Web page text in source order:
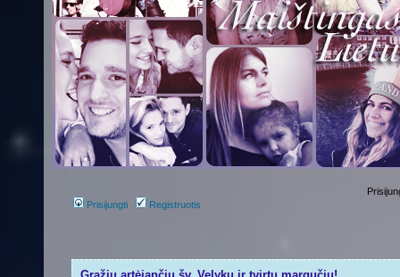
Prisijungti Registruotis